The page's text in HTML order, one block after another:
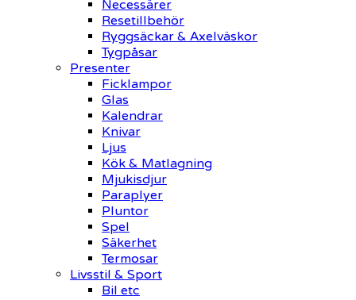
Necessärer
Resetillbehör
Ryggsäckar & Axelväskor
Tygpåsar
Presenter
Ficklampor
Glas
Kalendrar
Knivar
Ljus
Kök & Matlagning
Mjukisdjur
Paraplyer
Pluntor
Spel
Säkerhet
Termosar
Livsstil & Sport
Bil etc